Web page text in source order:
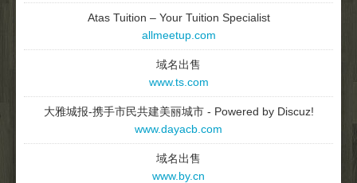
Atas Tuition – Your Tuition Specialist
allmeetup.com
域名出售
www.ts.com
大雅城报-携手市民共建美丽城市 - Powered by Discuz!
www.dayacb.com
域名出售
www.by.cn